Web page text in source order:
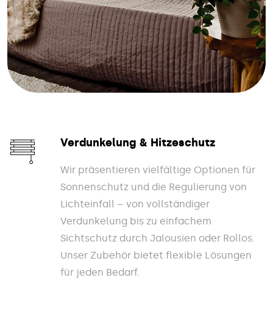
Verdunkelung & Hitzeschutz
Wir präsentieren vielfältige Optionen für
Sonnenschutz und die Regulierung von
Lichteinfall – von vollständiger
Verdunkelung bis zu einfachem
Sichtschutz durch Jalousien oder Rollos.
Unser Zubehör bietet flexible Lösungen
für jeden Bedarf.